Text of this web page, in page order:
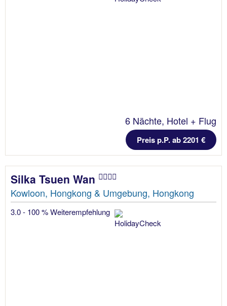
6 Nächte, Hotel + Flug
Preis p.P. ab 2201 €
Silka Tsuen Wan
Kowloon, Hongkong & Umgebung, Hongkong
3.0 - 100 % Weiterempfehlung